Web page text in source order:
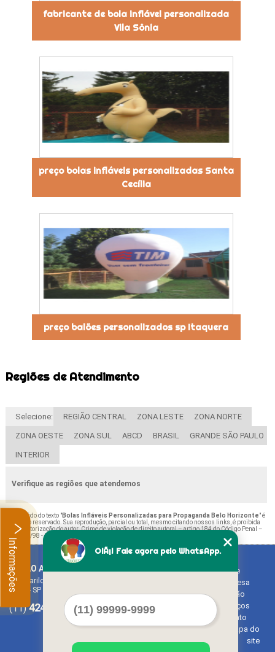
fabricante de bola inflável personalizada
Vila Sônia
preço bolas infláveis personalizadas Santa
Cecília
preço balões personalizados sp Itaquera
Regiões de Atendimento
Selecione: REGIÃO CENTRAL ZONA LESTE ZONA NORTE
ZONA OESTE ZONA SUL ABCD BRASIL GRANDE SÃO PAULO
INTERIOR
Verifique as regiões que atendemos
O conteúdo do texto "Bolas Infláveis Personalizadas para Propaganda Belo Horizonte" é
de direito reservado. Sua reprodução, parcial ou total, mesmo citando nossos links, é proibida
sem a autorização do autor. Crime de violação de direito autoral – artigo 184 do Código Penal –
Lei 9610/98 - Lei de direitos autorais
BALAO ART
Rua Bariloche, 1300 - Chácara Tropical (Caucaia do Alto)
Cotia - SP - CEP: 06726-270
(11)4242-7733(11)3603-0479
Home
Empresa
Missão
Serviços
Contato
Mapa do
site
OlÃ¡! Fale agora pelo WhatsApp.
Informações